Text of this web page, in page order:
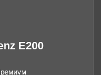
E200